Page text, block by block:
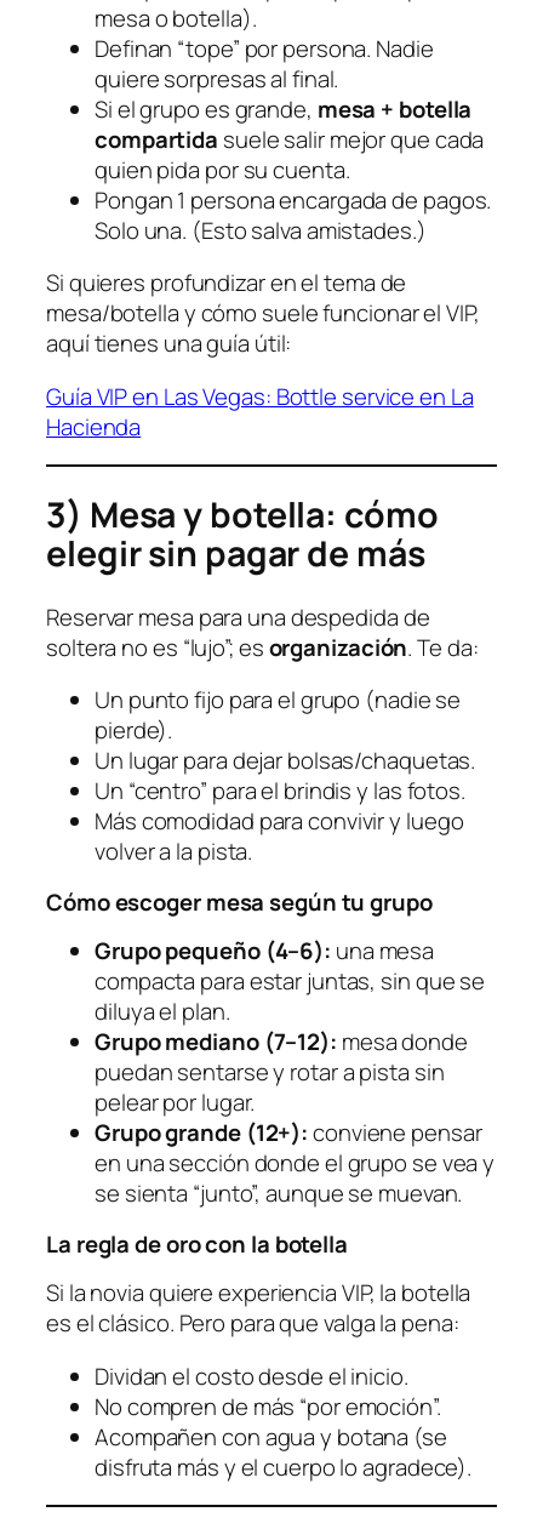
mesa o botella).
Definan “tope” por persona. Nadie
quiere sorpresas al final.
Si el grupo es grande, mesa + botella
compartida suele salir mejor que cada
quien pida por su cuenta.
Pongan 1 persona encargada de pagos.
Solo una. (Esto salva amistades.)
Si quieres profundizar en el tema de
mesa/botella y cómo suele funcionar el VIP,
aquí tienes una guía útil:
Guía VIP en Las Vegas: Bottle service en La
Hacienda
3) Mesa y botella: cómo
elegir sin pagar de más
Reservar mesa para una despedida de
soltera no es “lujo”; esorganización. Te da:
Un punto fijo para el grupo (nadie se
pierde).
Un lugar para dejar bolsas/chaquetas.
Un “centro” para el brindis y las fotos.
Más comodidad para convivir y luego
volver a la pista.
Cómo escoger mesa según tu grupo
Grupo pequeño (4–6): una mesa
compacta para estar juntas, sin que se
diluya el plan.
Grupo mediano (7–12): mesa donde
puedan sentarse y rotar a pista sin
pelear por lugar.
Grupo grande (12+):conviene pensar
en una sección donde el grupo se vea y
se sienta “junto”, aunque se muevan.
La regla de oro con la botella
Si la novia quiere experiencia VIP, la botella
es el clásico. Pero para que valga la pena:
Dividan el costo desde el inicio.
No compren de más “por emoción”.
Acompañen con agua y botana (se
disfruta más y el cuerpo lo agradece).